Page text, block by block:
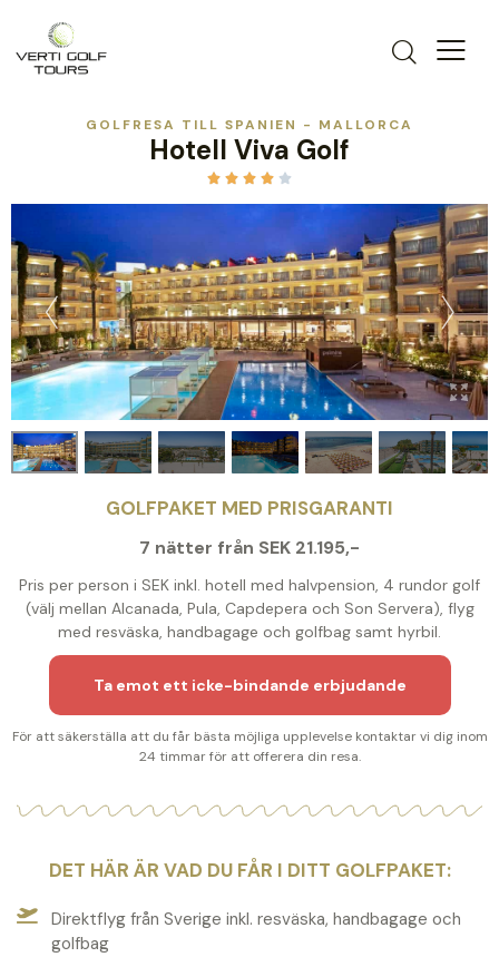
GOLFRESA TILL SPANIEN - MALLORCA
Hotell Viva Golf
    
GOLFPAKET MED PRISGARANTI
7 nätter från SEK 21.195,-
Pris per person i SEK inkl. hotell med halvpension, 4 rundor golf
(välj mellan Alcanada, Pula, Capdepera och Son Servera), flyg
med resväska, handbagage och golfbag samt hyrbil.
Ta emot ett icke-bindande erbjudande
För att säkerställa att du får bästa möjliga upplevelse kontaktar vi dig inom
24 timmar för att offerera din resa.
DET HÄR ÄR VAD DU FÅR I DITT GOLFPAKET:
Direktflyg från Sverige inkl. resväska, handbagage och
golfbag